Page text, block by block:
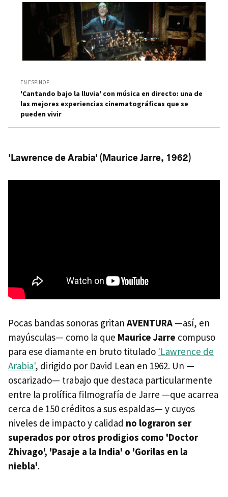
EN ESPINOF
'Cantando bajo la lluvia' con música en directo: una de
las mejores experiencias cinematográficas que se
pueden vivir
'Lawrence de Arabia' (Maurice Jarre, 1962)
Pocas bandas sonoras gritan AVENTURA —así, en
mayúsculas— como la que Maurice Jarre compuso
para ese diamante en bruto titulado 'Lawrence de
Arabia', dirigido por David Lean en 1962. Un —
oscarizado— trabajo que destaca particularmente
entre la prolífica filmografía de Jarre —que acarrea
cerca de 150 créditos a sus espaldas— y cuyos
niveles de impacto y calidad no lograron ser
superados por otros prodigios como 'Doctor
Zhivago', 'Pasaje a la India' o 'Gorilas en la
niebla'.